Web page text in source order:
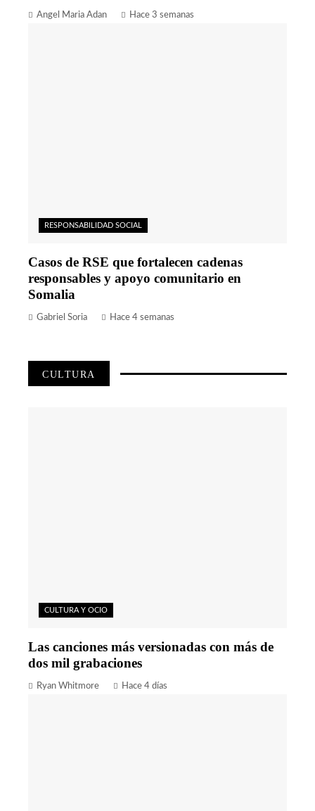
Angel Maria Adan Hace 3 semanas
RESPONSABILIDAD SOCIAL
Casos de RSE que fortalecen cadenas
responsables y apoyo comunitario en
Somalia
Gabriel Soria Hace 4 semanas
CULTURA
CULTURA Y OCIO
Las canciones más versionadas con más de
dos mil grabaciones
Ryan Whitmore Hace 4 días